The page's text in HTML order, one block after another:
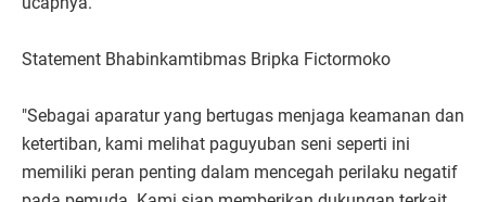
Statement Bhabinkamtibmas Bripka Fictormoko
"Sebagai aparatur yang bertugas menjaga keamanan dan
ketertiban, kami melihat paguyuban seni seperti ini
memiliki peran penting dalam mencegah perilaku negatif